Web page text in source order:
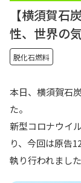
【横須賀石
性、世界の
脱化石燃料
本日、横須賀石
た。
新型コロナウイ
り、今回は原告
執り行われました